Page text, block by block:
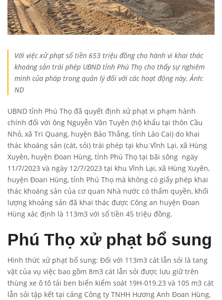
Với việc xử phạt số tiền 653 triệu đồng cho hành vi khai thác
khoáng sản trái phép UBND tỉnh Phú Thọ cho thấy sự nghiêm
minh của pháp trong quản lý đối với các hoạt động này. Ảnh:
ND
UBND tỉnh Phú Thọ đã quyết định xử phạt vi phạm hành
chính đối với ông Nguyễn Văn Tuyên (hộ khẩu tại thôn Cầu
Nhỏ, xã Tri Quang, huyện Bảo Thắng, tỉnh Lào Cai) do khai
thác khoáng sản (cát, sỏi) trái phép tại khu Vĩnh Lại, xã Hùng
Xuyên, huyện Đoan Hùng, tỉnh Phú Thọ tại bãi sông ngày
11/7/2023 và ngày 12/7/2023 tại khu Vĩnh Lại, xã Hùng Xuyên,
huyện Đoan Hùng, tỉnh Phú Thọ mà không có giấy phép khai
thác khoáng sản của cơ quan Nhà nước có thẩm quyền, khối
lượng khoảng sản đã khai thác được Công an huyện Đoan
Hùng xác định là 113m3 với số tiền 45 triệu đồng.
Phú Thọ xử phạt bổ sung
Hình thức xử phạt bổ sung: Đối với 113m3 cát lẫn sỏi là tang
vật của vụ việc bao gồm 8m3 cát lẫn sỏi được lưu giữ trên
thùng xe ô tô tải ben biển kiểm soát 19H-019.23 và 105 m3 cát
lẫn sỏi tập kết tại cảng Công ty TNHH Hương Anh Đoan Hùng,